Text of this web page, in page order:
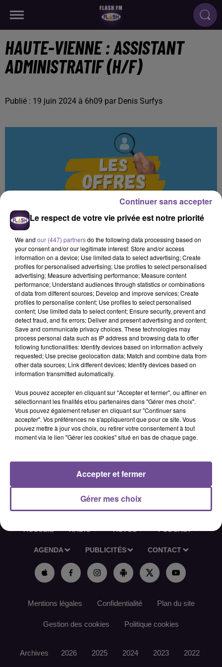
HAUTE-VIENNE : ASSISTANT
ADMINISTRATIF (H/F)
Publié : 19 juin 2024 à 6h09 par Denis Surfys
Un lycée de Limoges recherche un
assistant administratif (H/F).
Un lycée de Limoges recherche un assistant administratif
(H/F). Vos missions : accueil physique et téléphonique des
publics demandeurs. Orientation des publics sur l'offre de
logistique liée aux réunions. Suivi des dossiers des
stagiaires (inscription, examens, rémunération). Préparer
l'ensemble des documents administratifs et pédagogiques
pour le stagiaire (livret stagiaire, attestation d'entrée en
formation, calendrier, attestations de compétences …).
Référence de l’offre France Travail : 176HKRG
ACCUEIL RADIO ACTUS PODCAST
AGENDA PUBLICITÉS CONTACT
Mentions légales Confidentialité Plan du site
Gestion des cookies Politique cookies
Archives 2026 2025 2024 2023 2022
Le respect de votre vie privée est notre priorité
We and our (447) partnersdo the following data processing based on
your consent and/or our legitimate interest: Store and/or access
information on a device; Use limited data to select advertising; Create
profiles for personalised advertising; Use profiles to select personalised
advertising; Measure advertising performance; Measure content
performance; Understand audiences through statistics or combinations
of data from different sources; Develop and improve services; Create
profiles to personalise content; Use profiles to select personalised
content; Use limited data to select content; Ensure security, prevent and
detect fraud, and fix errors; Deliver and present advertising and content;
Save and communicate privacy choices. These technologies may
process personal data such as IP address and browsing data to offer
following functionalities: Identify devices based on information actively
requested; Use precise geolocation data; Match and combine data from
other data sources; Link different devices; Identify devices based on
information transmitted automatically.
Vous pouvez accepter en cliquant sur "Accepter et fermer", ou affiner en
sélectionnant les finalités et/ou partenaires dans "Gérer mes choix".
Vous pouvez également refuser en cliquant sur "Continuer sans
accepter". Vos préférences ne s'appliqueront que pour ce site. Vous
pouvez mettre à jour vos choix, ou retirer votre consentement à tout
moment via le lien "Gérer les cookies" situé en bas de chaque page.
Gérer mes choix
Accepter et fermer
Continuer sans accepter